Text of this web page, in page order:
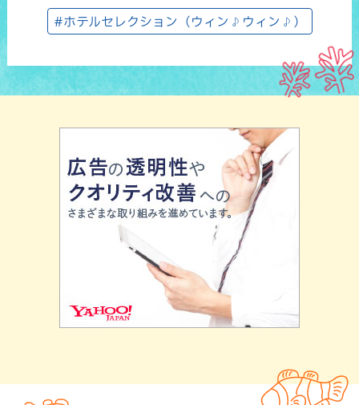
#ホテルセレクション（ウィン♪ウィン♪）